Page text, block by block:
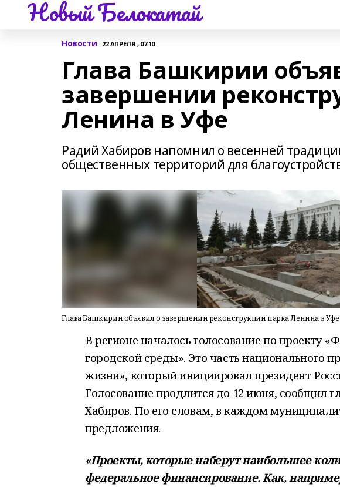
Новый Белокатай
Новости 22 АПРЕЛЯ , 07:10
Глава Башкирии
завершении
Ленина в Уфе
Радий Хабиров напомнил о весенней
общественных территорий для
Глава Башкирии объявил о завершении реконструкции парка Ленина в Уфе
В регионе началось голосование по проекту
городской среды». Это часть национального
жизни», который инициировал президент
Голосование продлится до 12 июня, сообщил
Хабиров. По его словам, в каждом
предложения.
«Проекты, которые наберут наибольшее
федеральное финансирование. Как,